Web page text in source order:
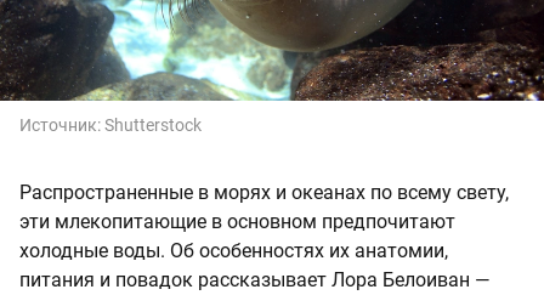
Источник:Shutterstock
Распространенные в морях и океанах по всему свету,
эти млекопитающие в основном предпочитают
холодные воды. Об особенностях их анатомии,
питания и повадок рассказывает Лора Белоиван —